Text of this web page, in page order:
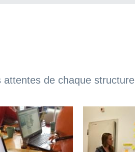
de chaque structure